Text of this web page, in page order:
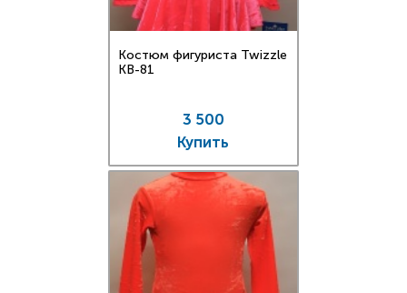
Костюм фигуриста Twizzle
KB-81
3 500
Купить